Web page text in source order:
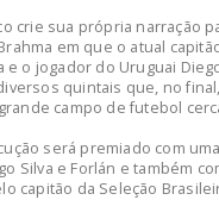
crie sua própria narração
em que o atual
e o jogador do Uruguai
quintais que, no
campo de futebol
será premiado com
Silva e Forlán e também
capitão da Seleção